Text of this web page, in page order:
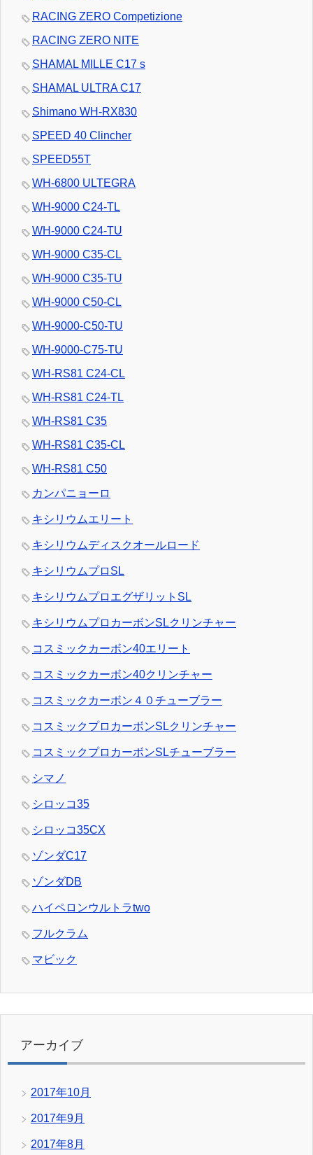
RACING ZERO Competizione
RACING ZERO NITE
SHAMAL MILLE C17 s
SHAMAL ULTRA C17
Shimano WH-RX830
SPEED 40 Clincher
SPEED55T
WH-6800 ULTEGRA
WH-9000 C24-TL
WH-9000 C24-TU
WH-9000 C35-CL
WH-9000 C35-TU
WH-9000 C50-CL
WH-9000-C50-TU
WH-9000-C75-TU
WH-RS81 C24-CL
WH-RS81 C24-TL
WH-RS81 C35
WH-RS81 C35-CL
WH-RS81 C50
カンパニョーロ
キシリウムエリート
キシリウムディスクオールロード
キシリウムプロSL
キシリウムプロエグザリットSL
キシリウムプロカーボンSLクリンチャー
コスミックカーボン40エリート
コスミックカーボン40クリンチャー
コスミックカーボン４０チューブラー
コスミックプロカーボンSLクリンチャー
コスミックプロカーボンSLチューブラー
シマノ
シロッコ35
シロッコ35CX
ゾンダC17
ゾンダDB
ハイペロンウルトラtwo
フルクラム
マビック
アーカイブ
2017年10月
2017年9月
2017年8月